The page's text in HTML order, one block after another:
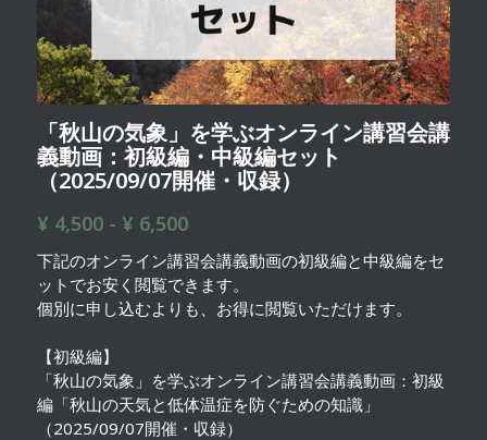
「秋山の気象」を学ぶオンライン講習会講
義動画：初級編・中級編セット
（2025/09/07開催・収録）
¥ 4,500 - ¥ 6,500
下記のオンライン講習会講義動画の初級編と中級編をセ
ットでお安く閲覧できます。
個別に申し込むよりも、お得に閲覧いただけます。
【初級編】
「秋山の気象」を学ぶオンライン講習会講義動画：初級
編「秋山の天気と低体温症を防ぐための知識」
（2025/09/07開催・収録）